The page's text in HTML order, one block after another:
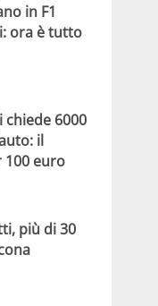
in F1
ora è tutto
chiede 6000
il
100 euro
più di 30